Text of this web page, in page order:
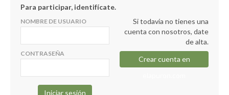
Para participar, identifícate.
NOMBRE DE USUARIO
CONTRASEÑA
Si todavía no tienes una
cuenta con nosotros, date
de alta.
Crear cuenta en